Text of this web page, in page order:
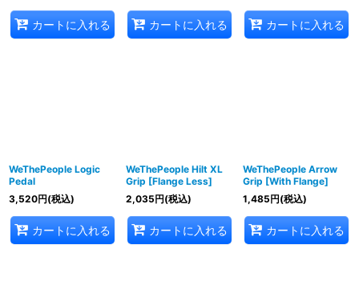
カートに入れる カートに入れる カートに入れる
WeThePeople Logic
Pedal
3,520円(税込)
カートに入れる
WeThePeople Hilt XL
Grip [Flange Less]
2,035円(税込)
カートに入れる
WeThePeople Arrow
Grip [With Flange]
1,485円(税込)
カートに入れる